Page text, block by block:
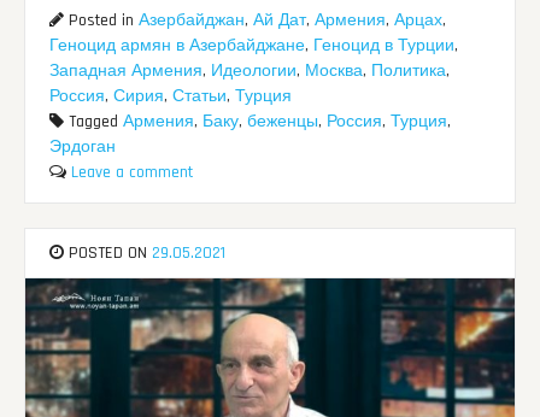
Posted inАзербайджан,Ай Дат,Армения,Арцах,
Геноцид армян в Азербайджане, Геноцид в Турции,
Западная Армения, Идеологии, Москва, Политика,
Россия,Сирия,Статьи,Турция
TaggedАрмения, Баку,беженцы, Россия,Турция,
Эрдоган
Leave a comment
POSTED ON 29.05.2021